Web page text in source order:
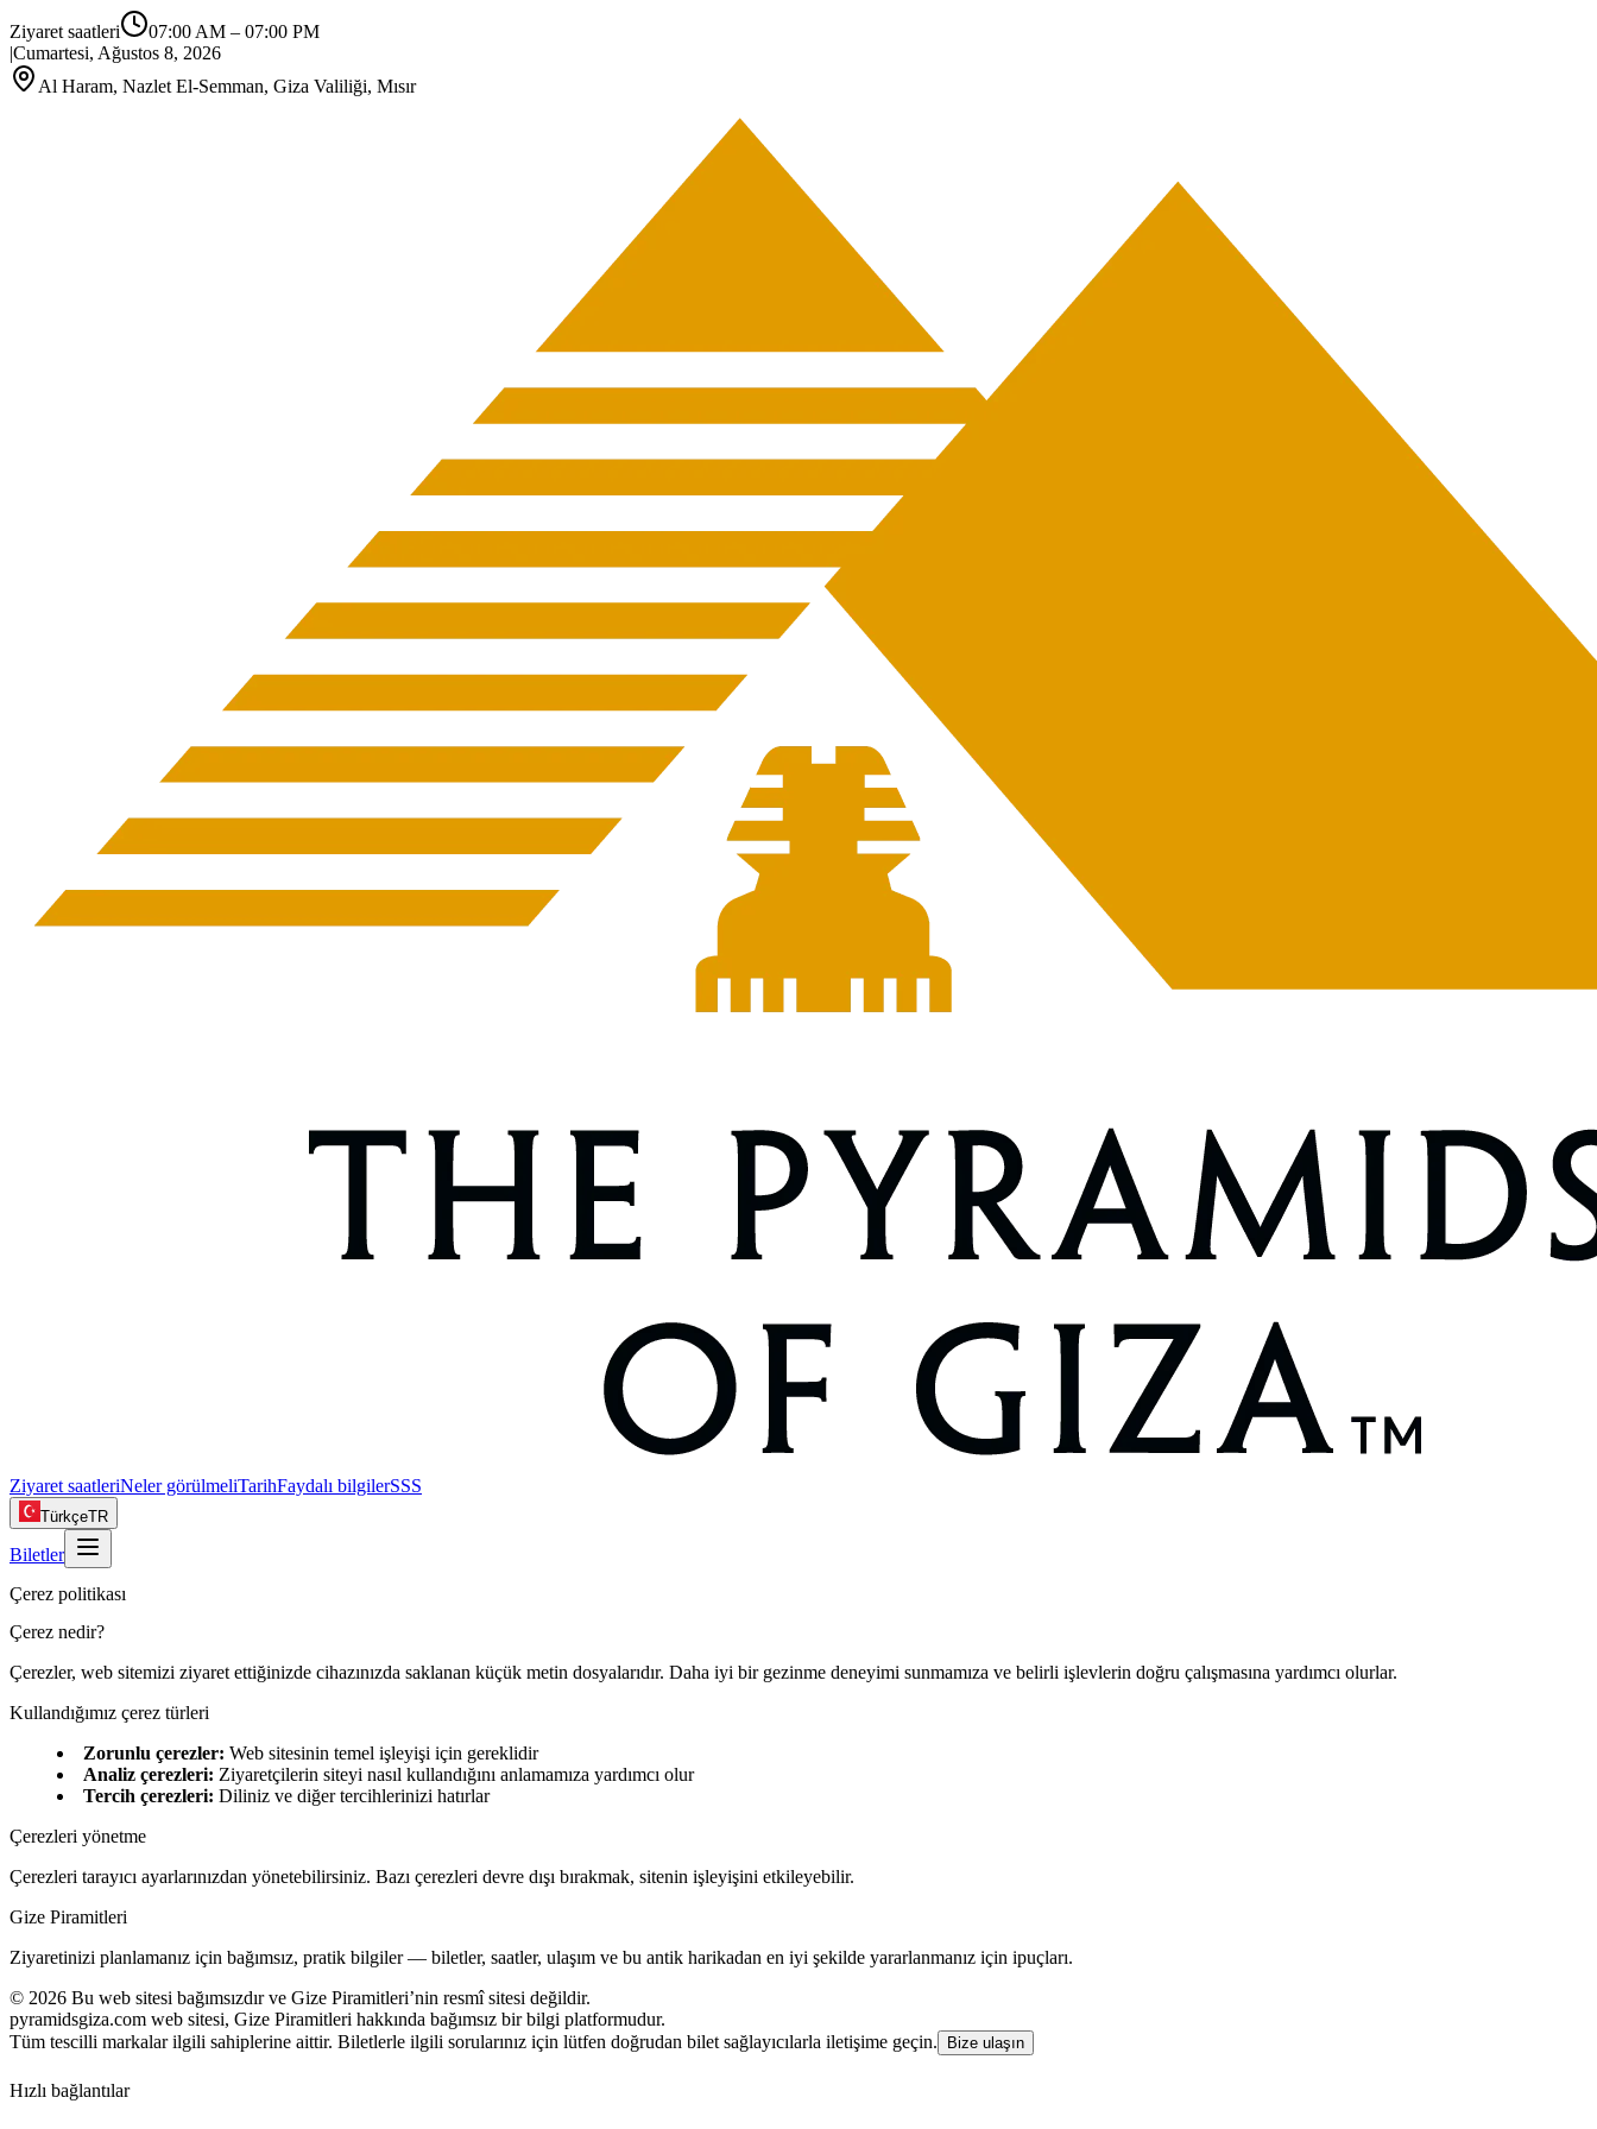
Ziyaret saatleri 07:00 AM – 07:00 PM
|Cumartesi, Ağustos 8, 2026
Al Haram, Nazlet El-Semman, Giza Valiliği, Mısır
Ziyaret saatleriNeler görülmeliTarihFaydalı bilgilerSSS
TürkçeTR
Biletler
Çerez politikası
Çerez nedir?
Çerezler, web sitemizi ziyaret ettiğinizde cihazınızda saklanan küçük metin dosyalarıdır. Daha iyi bir gezinme deneyimi sunmamıza ve belirli işlevlerin doğru çalışmasına yardımcı olurlar.
Kullandığımız çerez türleri
Zorunlu çerezler: Web sitesinin temel işleyişi için gereklidir
Analiz çerezleri: Ziyaretçilerin siteyi nasıl kullandığını anlamamıza yardımcı olur
Tercih çerezleri: Diliniz ve diğer tercihlerinizi hatırlar
Çerezleri yönetme
Çerezleri tarayıcı ayarlarınızdan yönetebilirsiniz. Bazı çerezleri devre dışı bırakmak, sitenin işleyişini etkileyebilir.
Gize Piramitleri
Ziyaretinizi planlamanız için bağımsız, pratik bilgiler — biletler, saatler, ulaşım ve bu antik harikadan en iyi şekilde yararlanmanız için ipuçları.
© 2026 Bu web sitesi bağımsızdır ve Gize Piramitleri’nin resmî sitesi değildir.
pyramidsgiza.com web sitesi, Gize Piramitleri hakkında bağımsız bir bilgi platformudur.
Tüm tescilli markalar ilgili sahiplerine aittir. Biletlerle ilgili sorularınız için lütfen doğrudan bilet sağlayıcılarla iletişime geçin.
Bize ulaşın
Hızlı bağlantılar